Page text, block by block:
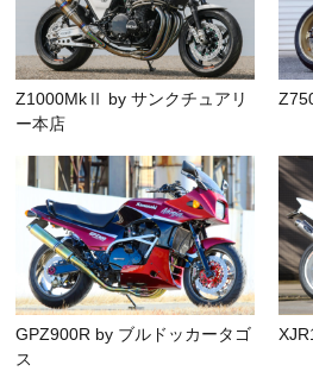
Z1000MkⅡ by サンクチュアリ
ー本店
GPZ900R by ブルドッカータゴ
ス